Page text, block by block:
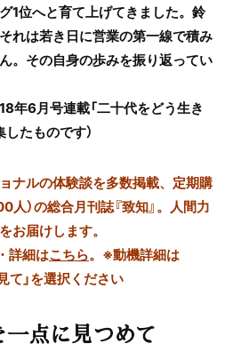
1位へと育て上げてきました。鈴
れは若き日に営業の第一線で積み
。その自身の歩みを振り返ってい
年6月号連載「二十代をどう生き
たものです）
ナルの体験談を多数掲載、定期購
）の総合月刊誌『致知』。人間力
お届けします。
詳細はこちら。 ※動機詳細は
」を選択ください
点に見つめて